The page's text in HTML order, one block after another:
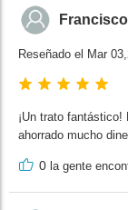
Francisco
Reseñado el Mar
¡Un trato
ahorrado mucho
0 la gente